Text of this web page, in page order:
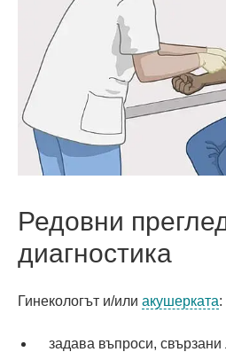
Редовни
диагностика
Гинекологът и/или акушерката:
задава въпроси, свързани